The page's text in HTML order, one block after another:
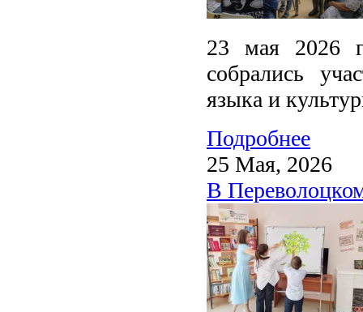
23 мая 2026
собрались
языка и
Подробнее
25 Мая, 2026
В